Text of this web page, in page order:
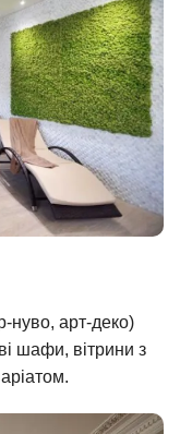
нуво, арт-деко)
шафи, вітрини з